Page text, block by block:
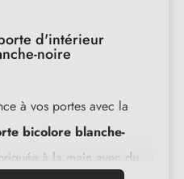
d'intérieur
noire
à vos portes avec la
bicolore blanche-
à la main avec du